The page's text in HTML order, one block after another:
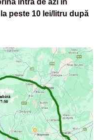
intră de azi în
peste 10 lei/litru după